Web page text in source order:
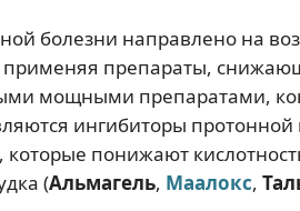
болезни направлено на
применяя препараты,
мощными препаратами,
ингибиторы
понижают
(Альмагель, Маалокс,